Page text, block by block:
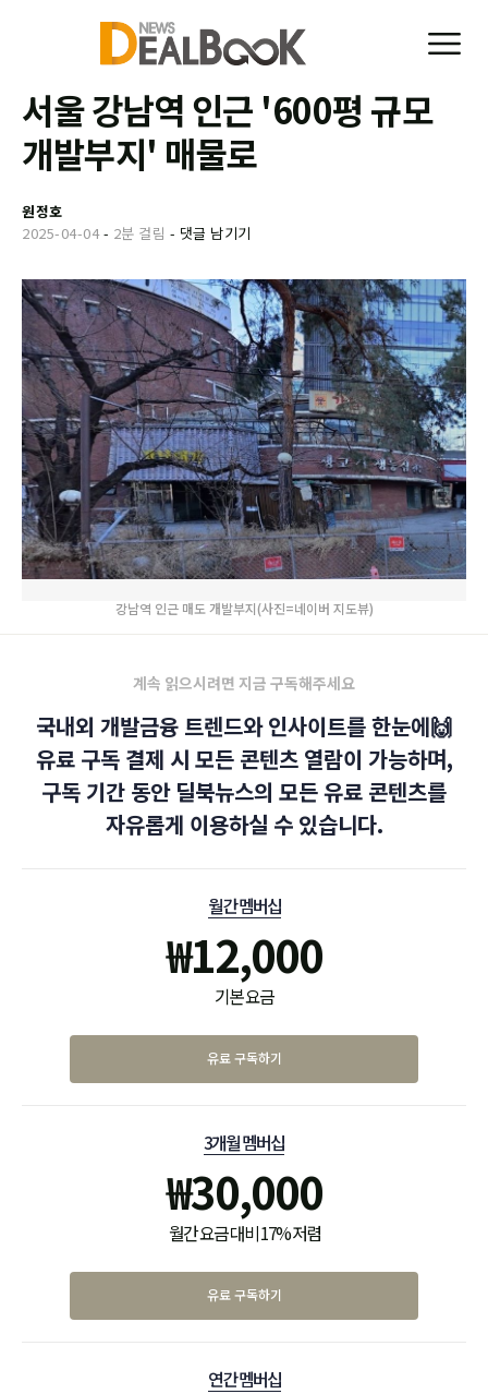
서울 강남역 인근 '600평 규모
개발부지' 매물로
원정호
2025-04-04- 2분 걸림 - 댓글 남기기
강남역 인근 매도 개발부지(사진=네이버 지도뷰)
계속 읽으시려면 지금 구독해주세요
국내외 개발금융 트렌드와 인사이트를 한눈에🙌
유료 구독 결제 시 모든 콘텐츠 열람이 가능하며,
구독 기간 동안 딜북뉴스의 모든 유료 콘텐츠를
자유롭게 이용하실 수 있습니다.
월간 멤버십
₩12,000
기본 요금
유료 구독하기
3개월 멤버십
₩30,000
월간 요금 대비 17% 저렴
유료 구독하기
연간 멤버십